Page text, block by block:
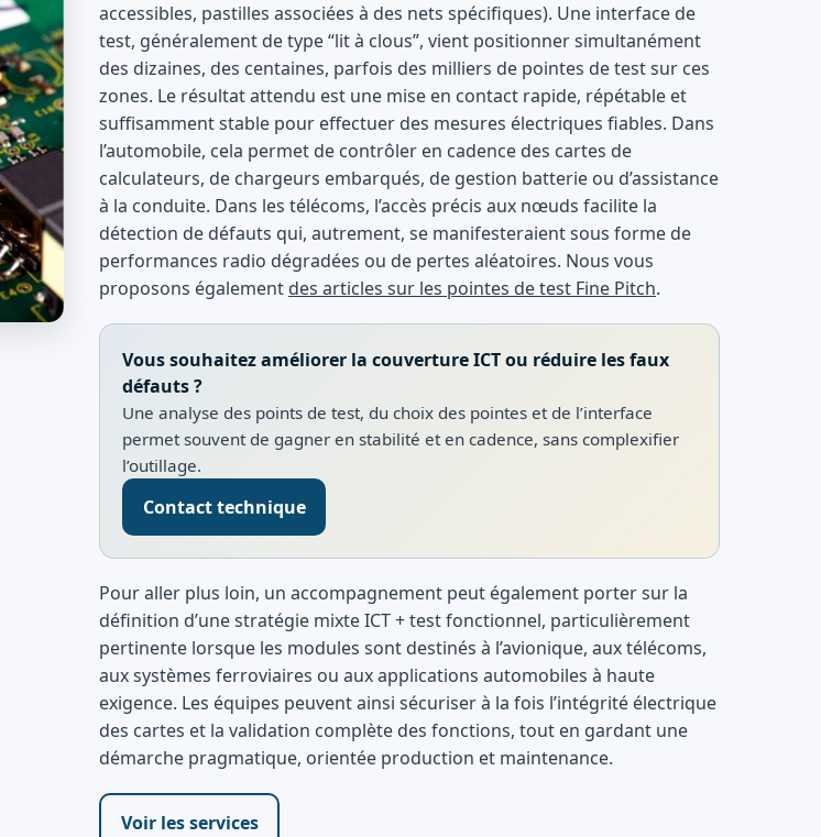
accessibles, pastilles associées à des nets spécifiques). Une interface de
test, généralement de type “lit à clous”, vient positionner simultanément
des dizaines, des centaines, parfois des milliers de pointes de test sur ces
zones. Le résultat attendu est une mise en contact rapide, répétable et
suffisamment stable pour effectuer des mesures électriques fiables. Dans
l’automobile, cela permet de contrôler en cadence des cartes de
calculateurs, de chargeurs embarqués, de gestion batterie ou d’assistance
à la conduite. Dans les télécoms, l’accès précis aux nœuds facilite la
détection de défauts qui, autrement, se manifesteraient sous forme de
performances radio dégradées ou de pertes aléatoires. Nous vous
proposons également des articles sur les pointes de test Fine Pitch.
Vous souhaitez améliorer la couverture ICT ou réduire les faux
défauts ?
Une analyse des points de test, du choix des pointes et de l’interface
permet souvent de gagner en stabilité et en cadence, sans complexifier
l’outillage.
Contact technique
Pour aller plus loin, un accompagnement peut également porter sur la
définition d’une stratégie mixte ICT + test fonctionnel, particulièrement
pertinente lorsque les modules sont destinés à l’avionique, aux télécoms,
aux systèmes ferroviaires ou aux applications automobiles à haute
exigence. Les équipes peuvent ainsi sécuriser à la fois l’intégrité électrique
des cartes et la validation complète des fonctions, tout en gardant une
démarche pragmatique, orientée production et maintenance.
Voir les services